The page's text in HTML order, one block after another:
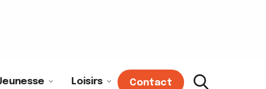
Loisirs Contact